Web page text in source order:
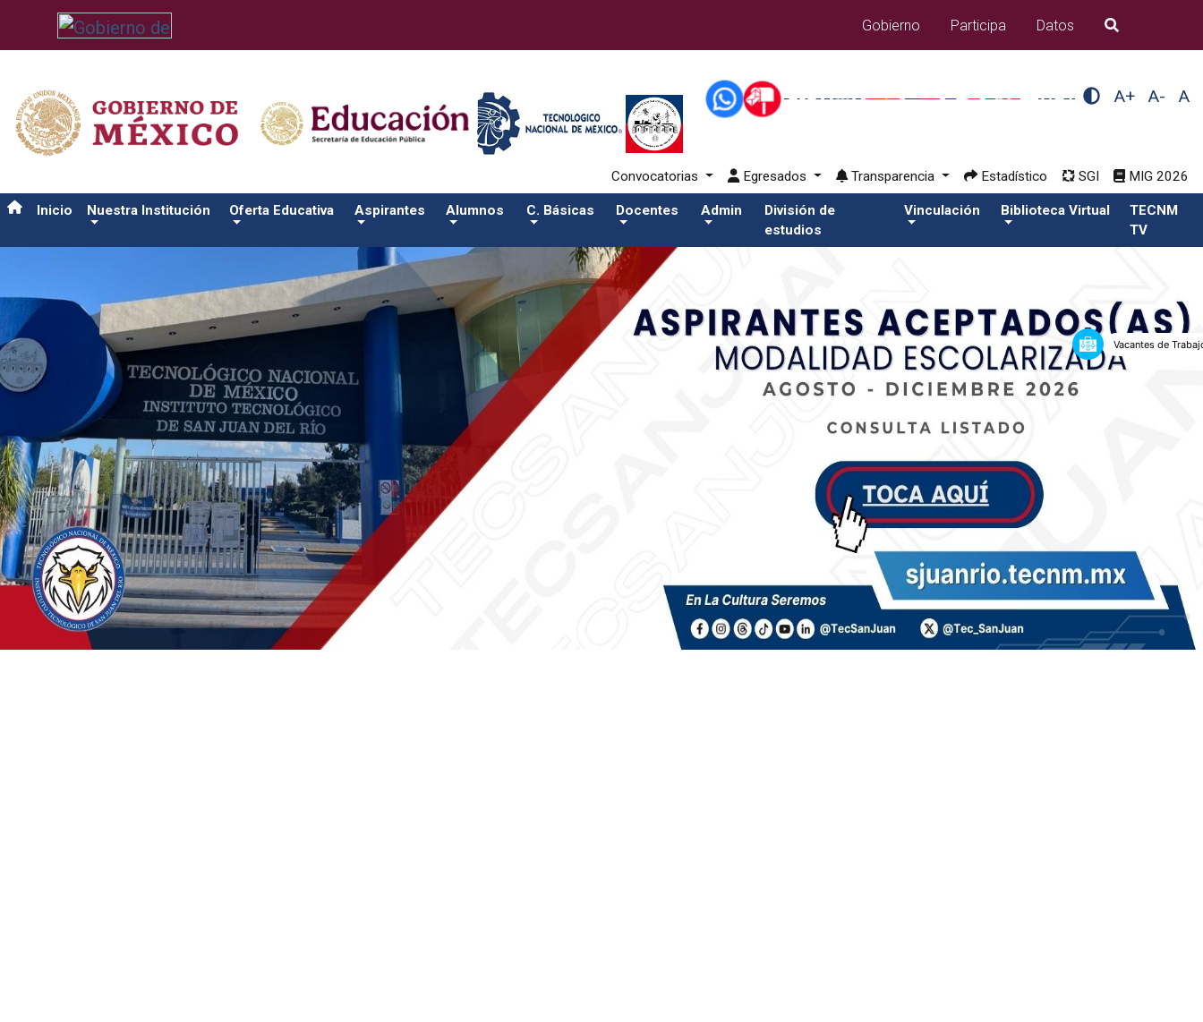
/usr/bin/ruby /www/wwwroot/sjuanrio.tecnm.mx/api/article.rb 80-eventos/pdfSalida del comando:
Gobierno
Participa Datos B�squeda
A+ A- A
Convocatorias Egresados Transparencia Estadístico SGI MIG 2026
Inicio Nuestra Institución Oferta Educativa Aspirantes Alumnos C. Básicas Docentes Admin
División de
estudios
Vinculación Biblioteca Virtual
TECNM
TV